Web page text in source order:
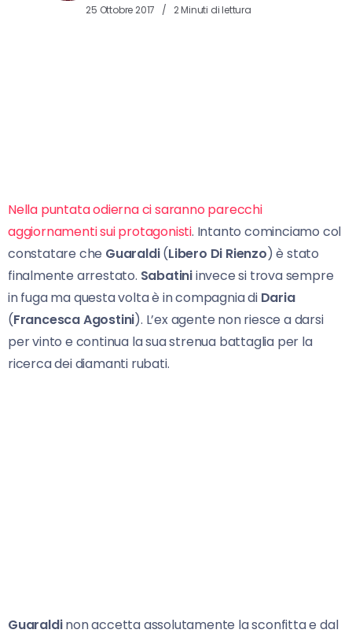
25 Ottobre 2017 2 Minuti di lettura
Nella puntata odierna ci saranno parecchi
aggiornamenti sui protagonisti. Intanto cominciamo col
constatare che Guaraldi(Libero Di Rienzo) è stato
finalmente arrestato. Sabatiniinvece si trova sempre
in fuga ma questa volta è in compagnia di Daria
(Francesca Agostini). L’ex agente non riesce a darsi
per vinto e continua la sua strenua battaglia per la
ricerca dei diamanti rubati.
Guaraldinon accetta assolutamente la sconfitta e dal